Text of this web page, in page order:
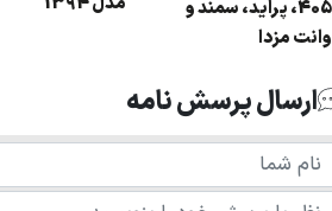
405، پراید، سمند و
وانت مزدا
ارسال پرسش نامه